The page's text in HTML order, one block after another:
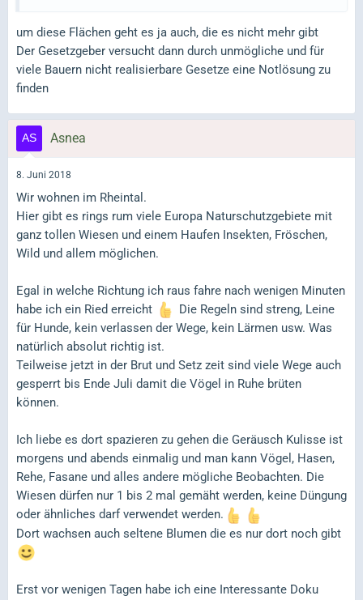
um diese Flächen geht es ja auch, die es nicht mehr gibt
Der Gesetzgeber versucht dann durch unmögliche und für
viele Bauern nicht realisierbare Gesetze eine Notlösung zu
finden
Asnea
8. Juni 2018
Wir wohnen im Rheintal.
Hier gibt es rings rum viele Europa Naturschutzgebiete mit
ganz tollen Wiesen und einem Haufen Insekten, Fröschen,
Wild und allem möglichen.
Egal in welche Richtung ich raus fahre nach wenigen Minuten
habe ich ein Ried erreicht
Die Regeln sind streng, Leine
für Hunde, kein verlassen der Wege, kein Lärmen usw. Was
natürlich absolut richtig ist.
Teilweise jetzt in der Brut und Setz zeit sind viele Wege auch
gesperrt bis Ende Juli damit die Vögel in Ruhe brüten
können.
Ich liebe es dort spazieren zu gehen die Geräusch Kulisse ist
morgens und abends einmalig und man kann Vögel, Hasen,
Rehe, Fasane und alles andere mögliche Beobachten. Die
Wiesen dürfen nur 1 bis 2 mal gemäht werden, keine Düngung
oder ähnliches darf verwendet werden.
Dort wachsen auch seltene Blumen die es nur dort noch gibt
Erst vor wenigen Tagen habe ich eine Interessante Doku